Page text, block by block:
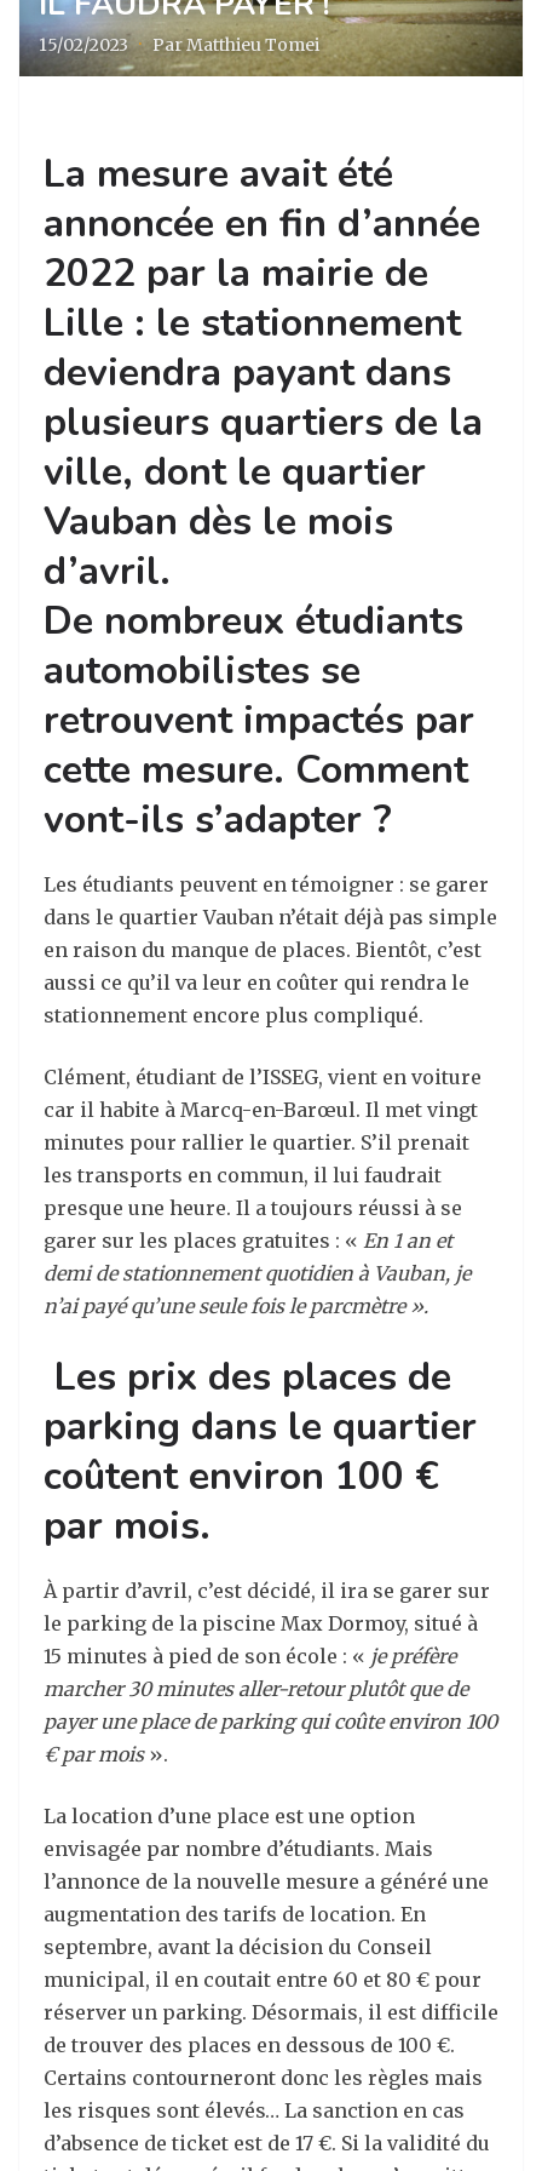
15/02/2023 · Par Matthieu Tomei
La mesure avait été
annoncée en fin d’année
2022 par la mairie de
Lille : le stationnement
deviendra payant dans
plusieurs quartiers de la
ville, dont le quartier
Vauban dès le mois
d’avril.
De nombreux étudiants
automobilistes se
retrouvent impactés par
cette mesure. Comment
vont-ils s’adapter ?
Les étudiants peuvent en témoigner : se garer
dans le quartier Vauban n’était déjà pas simple
en raison du manque de places. Bientôt, c’est
aussi ce qu’il va leur en coûter qui rendra le
stationnement encore plus compliqué.
Clément, étudiant de l’ISSEG, vient en voiture
car il habite à Marcq-en-Barœul. Il met vingt
minutes pour rallier le quartier. S’il prenait
les transports en commun, il lui faudrait
presque une heure. Il a toujours réussi à se
garer sur les places gratuites : « En 1 an et
demi de stationnement quotidien à Vauban, je
n’ai payé qu’une seule fois le parcmètre ».
Les prix des places de
parking dans le quartier
coûtent environ 100 €
par mois.
À partir d’avril, c’est décidé, il ira se garer sur
le parking de la piscine Max Dormoy, situé à
15 minutes à pied de son école : « je préfère
marcher 30 minutes aller-retour plutôt que de
payer une place de parking qui coûte environ 100
€ par mois».
La location d’une place est une option
envisagée par nombre d’étudiants. Mais
l’annonce de la nouvelle mesure a généré une
augmentation des tarifs de location. En
septembre, avant la décision du Conseil
municipal, il en coutait entre 60 et 80 € pour
réserver un parking. Désormais, il est difficile
de trouver des places en dessous de 100 €.
Certains contourneront donc les règles mais
les risques sont élevés… La sanction en cas
d’absence de ticket est de 17 €. Si la validité du